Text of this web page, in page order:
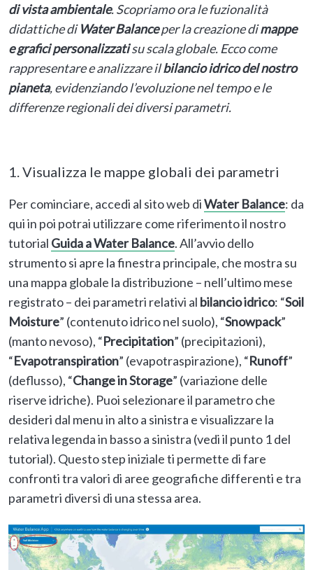
di vista ambientale.Scopriamo ora le fuzionalità
didattiche diWater Balanceper la creazione dimappe
e grafici personalizzatisu scala globale. Ecco come
rappresentare e analizzare ilbilancio idrico del nostro
pianeta, evidenziando l’evoluzione nel tempo e le
differenze regionali dei diversi parametri.
1. Visualizza le mappe globali dei parametri
Per cominciare, accedi al sito web diWater Balance: da
qui in poi potrai utilizzare come riferimento il nostro
tutorial Guida a Water Balance. All’avvio dello
strumento si apre la finestra principale, che mostra su
una mappa globale la distribuzione – nell’ultimo mese
registrato – dei parametri relativi al bilancio idrico: “Soil
Moisture” (contenuto idrico nel suolo), “Snowpack”
(manto nevoso), “Precipitation” (precipitazioni),
“Evapotranspiration” (evapotraspirazione), “Runoff”
(deflusso), “Change in Storage” (variazione delle
riserve idriche). Puoi selezionare il parametro che
desideri dal menu in alto a sinistra e visualizzare la
relativa legenda in basso a sinistra (vedi il punto 1 del
tutorial). Questo step iniziale ti permette di fare
confronti tra valori di aree geografiche differenti e tra
parametri diversi di una stessa area.